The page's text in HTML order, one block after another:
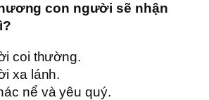
con người sẽ nhận
coi thường.
xa lánh.
nể và yêu quý.